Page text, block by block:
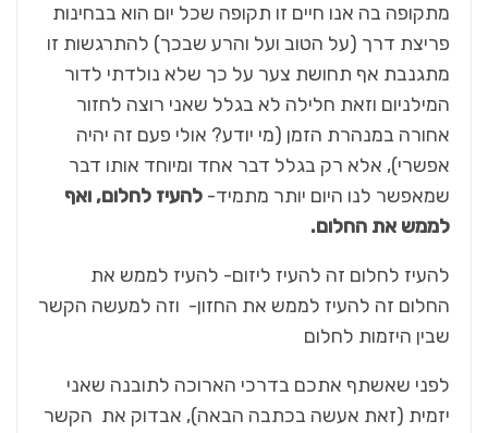
מתקופה בה אנו חיים זו תקופה שכל יום הוא בבחינות
פריצת דרך (על הטוב ועל והרע שבכך) להתרגשות זו
מתגנבת אף תחושת צער על כך שלא נולדתי לדור
המילניום וזאת חלילה לא בגלל שאני רוצה לחזור
אחורה במנהרת הזמן (מי יודע? אולי פעם זה יהיה
אפשרי), אלא רק בגלל דבר אחד ומיוחד אותו דבר
שמאפשר לנו היום יותר מתמיד- להעיז לחלום, ואף
לממש את החלום.
להעיז לחלום זה להעיז ליזום- להעיז לממש את
החלום זה להעיז לממש את החזון- וזה למעשה הקשר
שבין היזמות לחלום
לפני שאשתף אתכם בדרכי הארוכה לתובנה שאני
יזמית (זאת אעשה בכתבה הבאה), אבדוק את הקשר